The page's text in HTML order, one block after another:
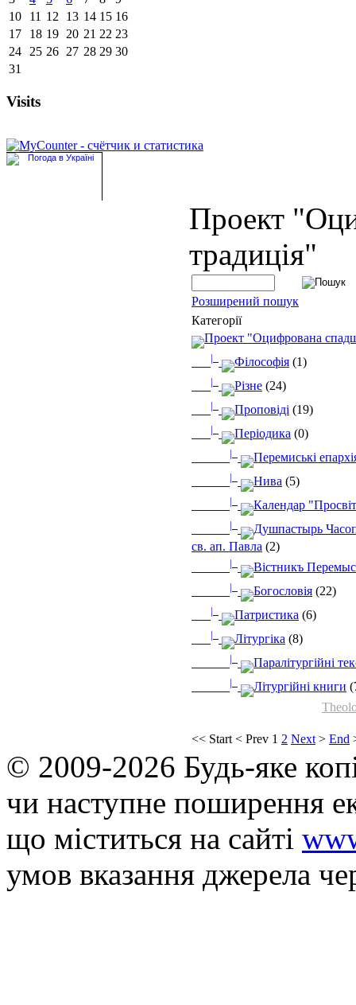
10
11 12 13 14 15 16
17
18 19 20 21 22 23
24
25 26 27 28 29 30
31
Visits
Проект
традиція"
Розширений пошук
Категорії
<< Start < Prev 1 2 Next > End
Проект "Оцифрована
|_ Філософія (1)
|_ Різне (24)
|_ Проповіді (19)
|_ Періодика (0)
|_ Перемиські
|_ Нива (5)
|_ Календар
|_
Душпастырь
св. ап. Павла (2)
|_ Вістникъ
|_ Богословія (22)
|_ Патристика (6)
|_ Літургіка (8)
|_ Паралітургійні
|_ Літургійні книги
© 2009-2026 Будь-яке
чи наступне поширення
що мiститься на сайті
умов вказання джерела